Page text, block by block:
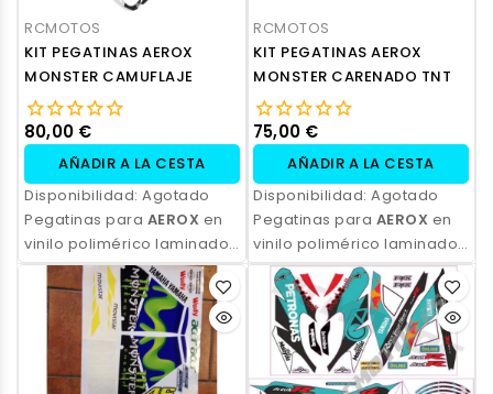
RCMOTOS
KIT PEGATINAS AEROX
MONSTER CAMUFLAJE
80,00 €
AÑADIR A LA CESTA
Disponibilidad: Agotado
Pegatinas para AEROX en
vinilo polimérico laminado,
impresas con tinta
ecosolvente. Alta
resistencia, acabado
profesional y opción de
personalización.
RCMOTOS
KIT PEGATINAS AEROX
MONSTER CARENADO TNT
75,00 €
AÑADIR A LA CESTA
Disponibilidad: Agotado
Pegatinas para AEROX en
vinilo polimérico laminado,
impresas con tinta
ecosolvente. Alta
resistencia, acabado
profesional y opción de
personalización.